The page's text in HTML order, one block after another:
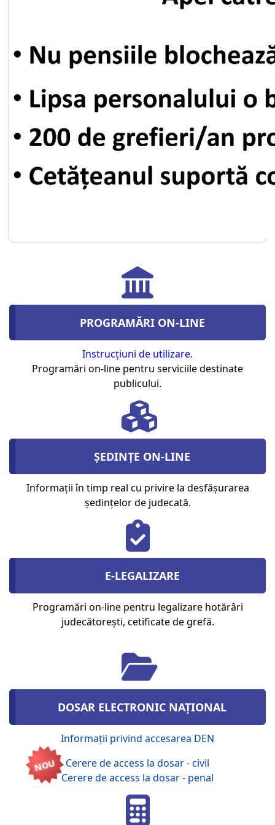
PROGRAMĂRI ON-LINE
Instrucţiuni de utilizare.
Programări on-line pentru serviciile destinate
publicului.
ȘEDINȚE ON-LINE
Informații în timp real cu privire la desfășurarea
ședințelor de judecată.
E-LEGALIZARE
Programări on-line pentru legalizare hotărâri
judecătorești, cetificate de grefă.
DOSAR ELECTRONIC NAȚIONAL
Informații privind accesarea DEN
NOU
Cerere de access la dosar - civil
Cerere de access la dosar - penal